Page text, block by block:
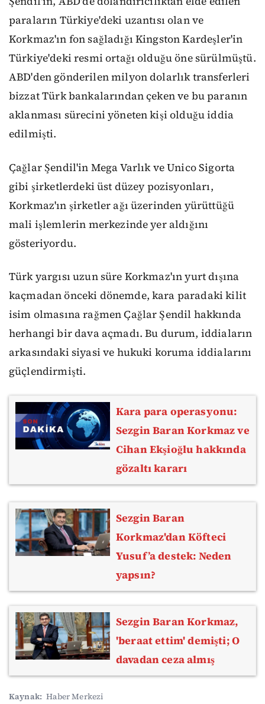
paraların Türkiye'deki uzantısı olan ve
Korkmaz'ın fon sağladığı Kingston Kardeşler'in
Türkiye'deki resmi ortağı olduğu öne sürülmüştü.
ABD'den gönderilen milyon dolarlık transferleri
bizzat Türk bankalarından çeken ve bu paranın
aklanması sürecini yöneten kişi olduğu iddia
edilmişti.
Çağlar Şendil'in Mega Varlık ve Unico Sigorta
gibi şirketlerdeki üst düzey pozisyonları,
Korkmaz'ın şirketler ağı üzerinden yürüttüğü
mali işlemlerin merkezinde yer aldığını
gösteriyordu.
Türk yargısı uzun süre Korkmaz'ın yurt dışına
kaçmadan önceki dönemde, kara paradaki kilit
isim olmasına rağmen Çağlar Şendil hakkında
herhangi bir dava açmadı. Bu durum, iddiaların
arkasındaki siyasi ve hukuki koruma iddialarını
güçlendirmişti.
Kara para operasyonu:
Sezgin Baran Korkmaz ve
Cihan Ekşioğlu hakkında
gözaltı kararı
Sezgin Baran
Korkmaz'dan Köfteci
Yusuf’a destek: Neden
yapsın?
Sezgin Baran Korkmaz,
'beraat ettim' demişti; O
davadan ceza almış
Kaynak: Haber Merkezi